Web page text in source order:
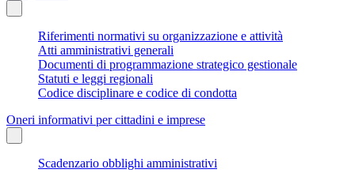
Riferimenti normativi su organizzazione e attività
Atti amministrativi generali
Documenti di programmazione strategico gestionale
Statuti e leggi regionali
Codice disciplinare e codice di condotta
Oneri informativi per cittadini e imprese
Scadenzario obblighi amministrativi